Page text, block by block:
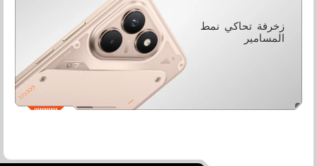
زخرفة تحاكي نمط
المسامير